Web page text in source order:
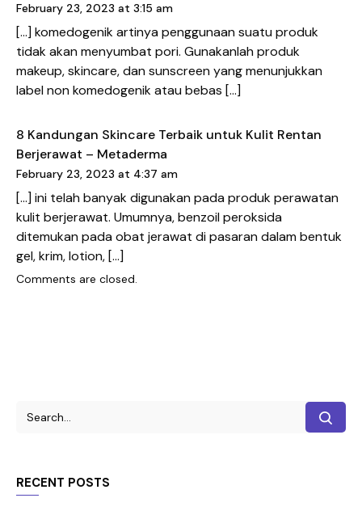
February 23, 2023 at 3:15 am
[…] komedogenik artinya penggunaan suatu produk
tidak akan menyumbat pori. Gunakanlah produk
makeup, skincare, dan sunscreen yang menunjukkan
label non komedogenik atau bebas […]
8 Kandungan Skincare Terbaik untuk Kulit Rentan
Berjerawat – Metaderma
February 23, 2023 at 4:37 am
[…] ini telah banyak digunakan pada produk perawatan
kulit berjerawat. Umumnya, benzoil peroksida
ditemukan pada obat jerawat di pasaran dalam bentuk
gel, krim, lotion, […]
Comments are closed.
RECENT POSTS